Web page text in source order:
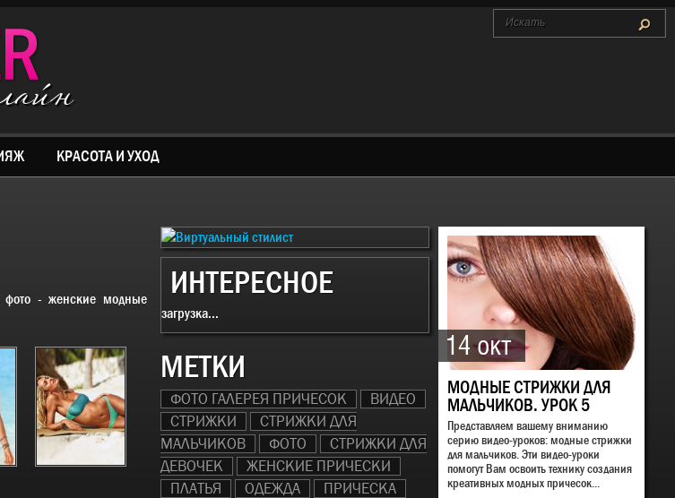
КРАСОТА И УХОД
фото - женские модные
ИНТЕРЕСНОЕ
загрузка...
МЕТКИ
ФОТО ГАЛЕРЕЯ ПРИЧЕСОК
ВИДЕО
СТРИЖКИ
СТРИЖКИ ДЛЯ
МАЛЬЧИКОВ
ФОТО
СТРИЖКИ ДЛЯ
ДЕВОЧЕК
ЖЕНСКИЕ ПРИЧЕСКИ
ПЛАТЬЯ
ОДЕЖДА
ПРИЧЕСКА
14 окт
МОДНЫЕ СТРИЖКИ ДЛЯ
МАЛЬЧИКОВ. УРОК 5
Представляем вашему вниманию
серию видео-уроков: модные стрижки
для мальчиков. Эти видео-уроки
помогут Вам освоить технику создания
креативных модных причесок...